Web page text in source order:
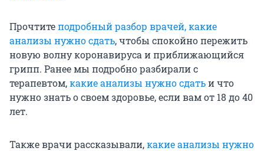
Прочтитеподробный разбор врачей, какие
анализы нужно сдать, чтобы спокойно пережить
новую волну коронавируса и приближающийся
грипп. Ранее мы подробно разбирали с
терапевтом,какие анализы нужно сдатьи что
нужно знать о своем здоровье, если вам от 18 до 40
лет.
Также врачи рассказывали,какие анализы нужно